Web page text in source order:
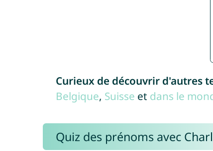
Curieux de découvrir d'autres
Belgique, Suisse et dans le
Quiz des prénoms avec